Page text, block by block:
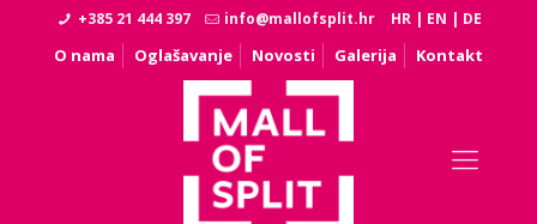
+385 21 444 397 info@mallofsplit.hr HR | EN | DE
O nama Oglašavanje Novosti Galerija Kontakt